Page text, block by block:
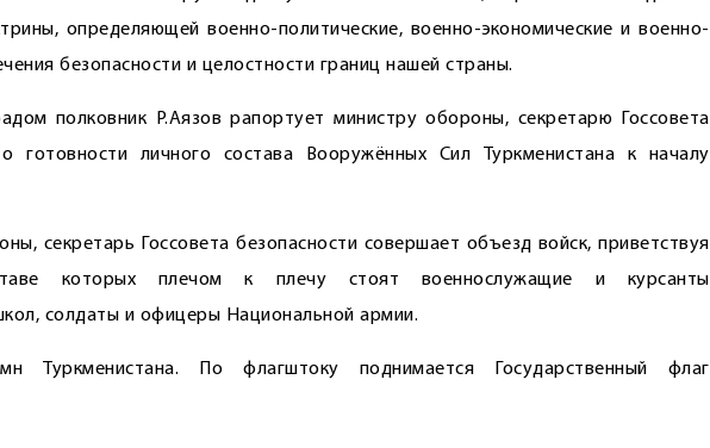
определяющей военно-политические, военно-экономические и военно-
безо­пасности и целостности границ нашей страны.
полковник Р.Аязов рапортует министру обороны, секретарю Госсовета
о готовности личного состава Вооружённых Сил Туркменистана к началу
секретарь Госсовета безопасности совершает объезд войск, приветствуя
которых плечом к плечу стоят военнослужащие и курсанты
солдаты и офицеры Национальной армии.
Туркменистана. По флагштоку поднимается Государственный флаг